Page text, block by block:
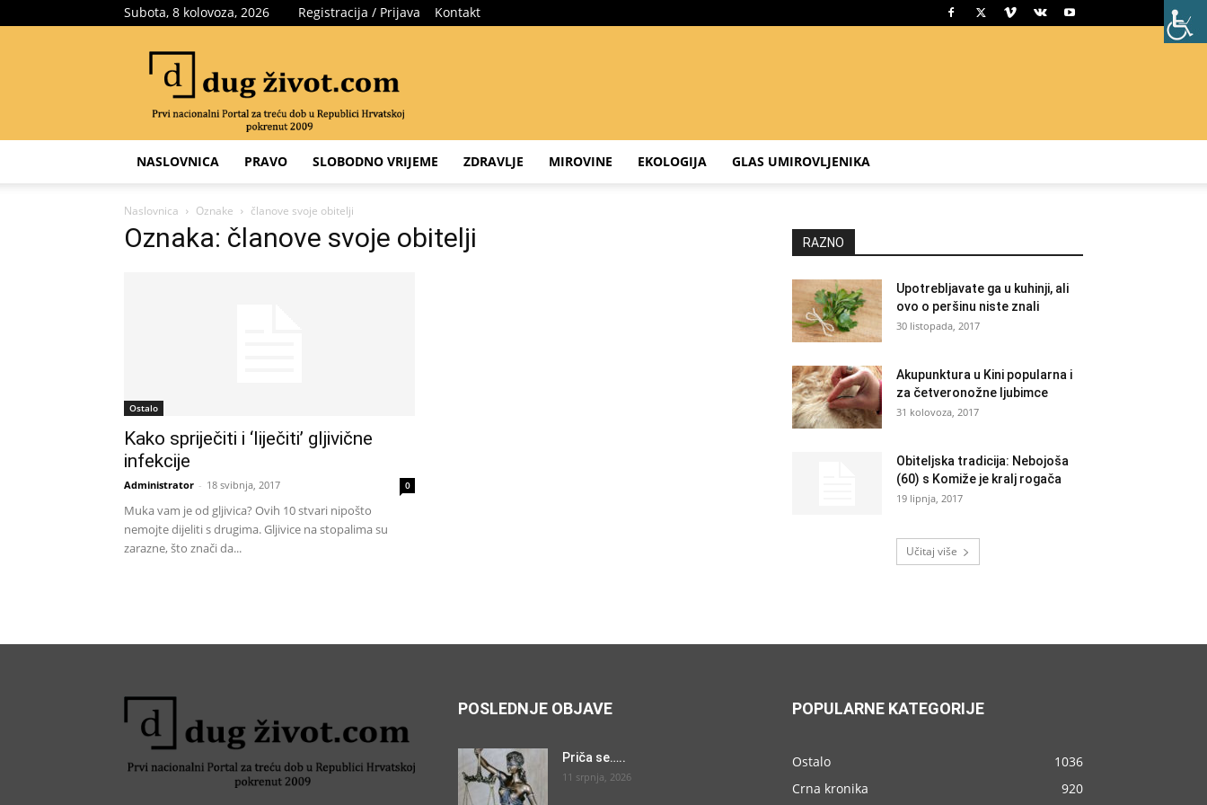
Subota, 8 kolovoza, 2026 Registracija / Prijava Kontakt
za
treću
dob
NASLOVNICA PRAVO SLOBODNO VRIJEME ZDRAVLJE MIROVINE EKOLOGIJA GLAS UMIROVLJENIKA
Naslovnica Oznake članove svoje obitelji
Oznaka: članove svoje obitelji
Ostalo
Kako spriječiti i ‘liječiti’ gljivične
infekcije
Administrator - 18 svibnja, 2017 0
Muka vam je od gljivica? Ovih 10 stvari nipošto
nemojte dijeliti s drugima. Gljivice na stopalima su
zarazne, što znači da...
RAZNO
Upotrebljavate ga u kuhinji, ali
ovo o peršinu niste znali
30 listopada, 2017
Akupunktura u Kini popularna i
za četveronožne ljubimce
31 kolovoza, 2017
Obiteljska tradicija: Nebojoša
(60) s Komiže je kralj rogača
19 lipnja, 2017
Učitaj više
POSLEDNJE OBJAVE
Priča se…..
11 srpnja, 2026
POPULARNE KATEGORIJE
Ostalo
1036
Crna kronika
920